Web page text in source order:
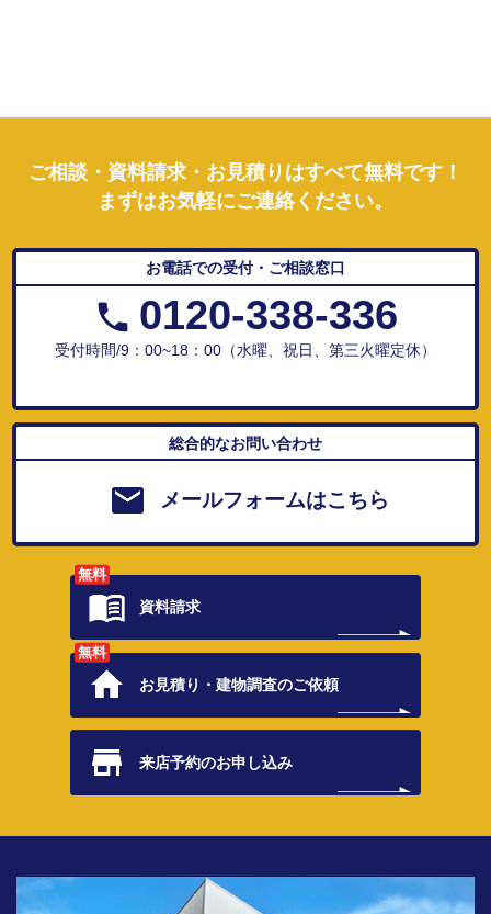
ご相談・資料請求・お見積りはすべて無料です！
まずはお気軽にご連絡ください。
お電話での受付・ご相談窓口
0120-338-336
受付時間/9：00~18：00（水曜、祝日、第三火曜定休）
総合的なお問い合わせ
メールフォームはこちら
無料
資料請求
無料
お見積り・建物調査のご依頼
来店予約のお申し込み